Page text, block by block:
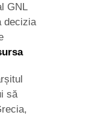
GNL
decizia
să